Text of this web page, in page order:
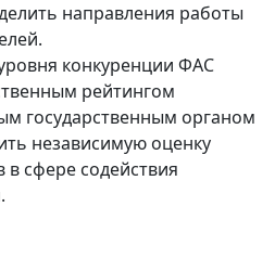
направления работы
конкуренции ФАС
рейтингом
государственным органом
независимую оценку
в сфере содействия